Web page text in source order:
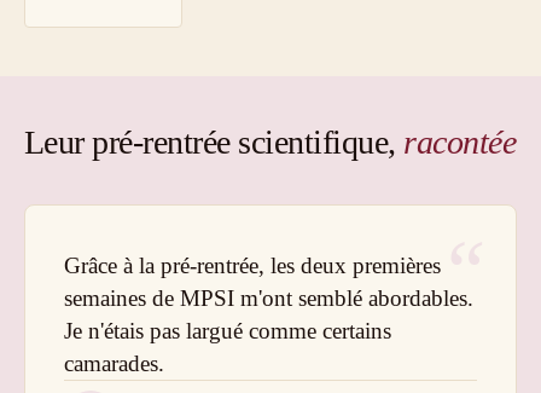
Leur pré-rentrée scientifique, racontée
“
Grâce à la pré-rentrée, les deux premières
semaines de MPSI m'ont semblé abordables.
Je n'étais pas largué comme certains
camarades.